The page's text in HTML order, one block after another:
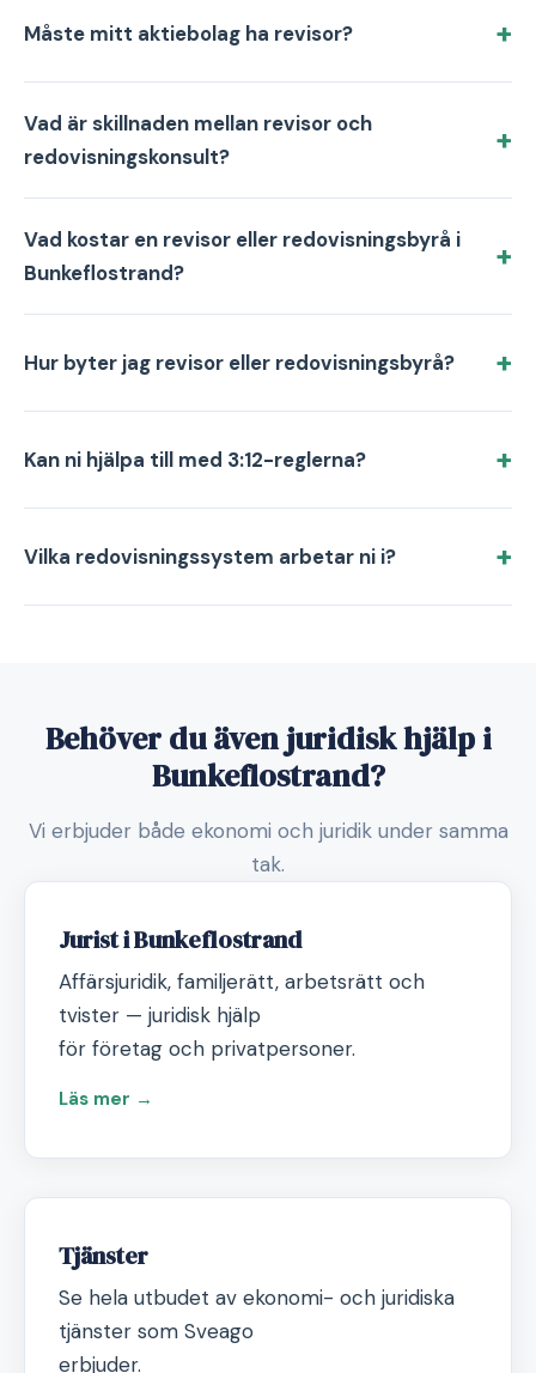
Måste mitt aktiebolag ha revisor?
Vad är skillnaden mellan revisor och
redovisningskonsult?
Vad kostar en revisor eller redovisningsbyrå i
Bunkeflostrand?
Hur byter jag revisor eller redovisningsbyrå?
Kan ni hjälpa till med 3:12-reglerna?
Vilka redovisningssystem arbetar ni i?
Behöver du även juridisk hjälp i
Bunkeflostrand?
Vi erbjuder både ekonomi och juridik under samma
tak.
Jurist i Bunkeflostrand
Affärsjuridik, familjerätt, arbetsrätt och
tvister — juridisk hjälp
för företag och privatpersoner.
Läs mer →
Tjänster
Se hela utbudet av ekonomi- och juridiska
tjänster som Sveago
erbjuder.